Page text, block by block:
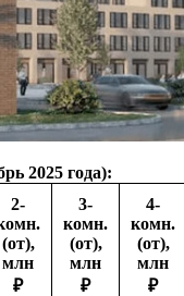
2025 года):
2-
(от),
млн
₽
3-
комн.
(от),
млн
₽
4-
комн.
(от),
млн
₽